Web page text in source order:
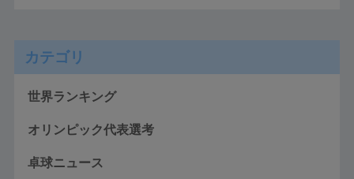
カテゴリ
世界ランキング
オリンピック代表選考
卓球ニュース